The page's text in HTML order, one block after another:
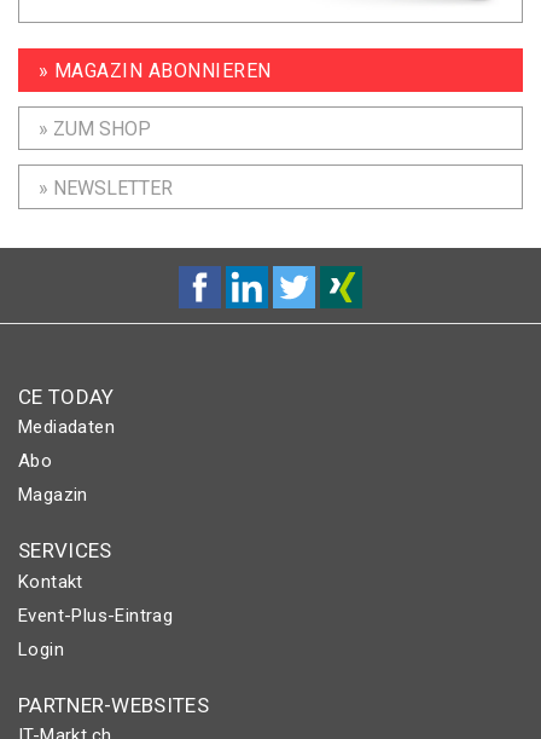
» MAGAZIN ABONNIEREN
» ZUM SHOP
» NEWSLETTER
CE TODAY
Mediadaten
Abo
Magazin
SERVICES
Kontakt
Event-Plus-Eintrag
Login
PARTNER-WEBSITES